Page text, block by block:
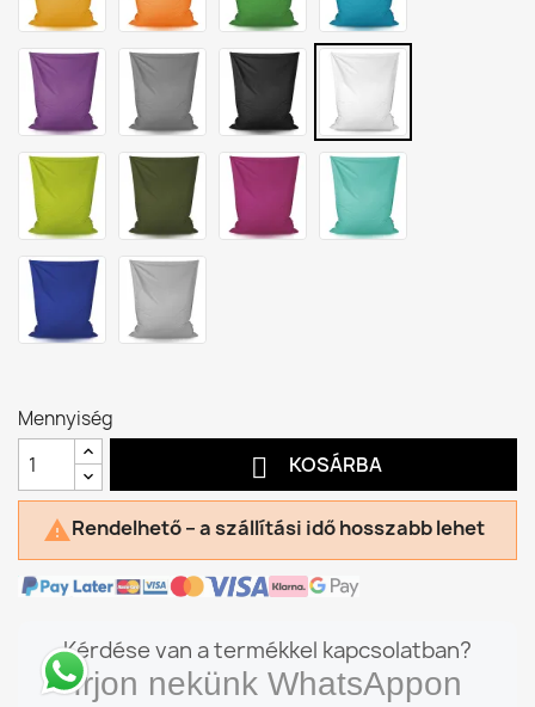
Mennyiség
 KOSÁRBA
Rendelhető – a szállítási idő hosszabb lehet
Kérdése van a termékkel kapcsolatban?
Írjon nekünk WhatsAppon